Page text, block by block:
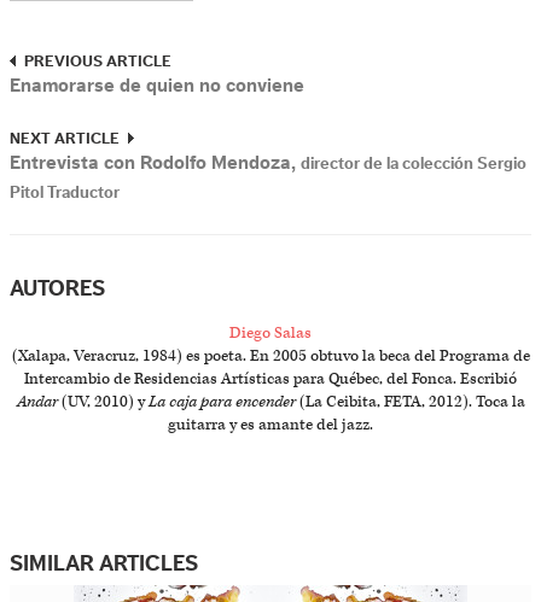
PREVIOUS ARTICLE
Enamorarse de quien no conviene
NEXT ARTICLE
Entrevista con Rodolfo Mendoza, director de la colección Sergio
Pitol Traductor
AUTORES
Diego Salas
(Xalapa, Veracruz, 1984) es poeta. En 2005 obtuvo la beca del Programa de
Intercambio de Residencias Artísticas para Québec, del Fonca. Escribió
Andar(UV, 2010) yLa caja para encender(La Ceibita, FETA, 2012). Toca la
guitarra y es amante del jazz.
SIMILAR ARTICLES